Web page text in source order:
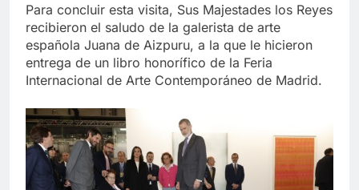
Para concluir esta visita, Sus Majestades los Reyes
recibieron el saludo de la galerista de arte
española Juana de Aizpuru, a la que le hicieron
entrega de un libro honorífico de la Feria
Internacional de Arte Contemporáneo de Madrid.